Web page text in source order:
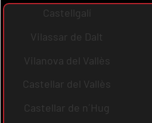
Castellgalí
Vilassar de Dalt
Vilanova del Vallès
Castellar del Vallès
Castellar de n´Hug